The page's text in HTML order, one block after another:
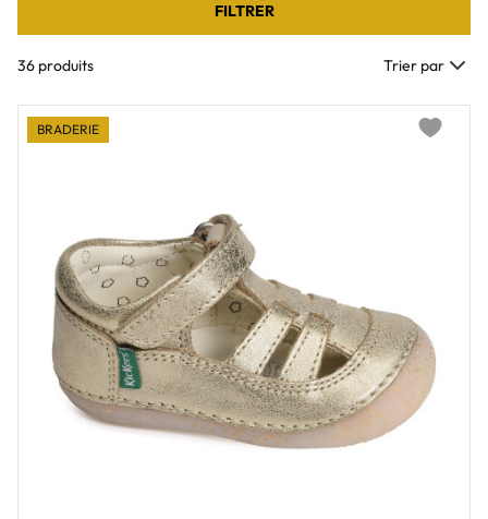
FILTRER
36 produits Trier par
BRADERIE